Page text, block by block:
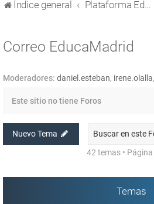
Índice general Plataforma Educativa EducaMadrid
Correo EducaMadrid
Moderadores: daniel.esteban, irene.olalla,
Este sitio no tiene Foros
Nuevo Tema
42 temas • Página
Temas